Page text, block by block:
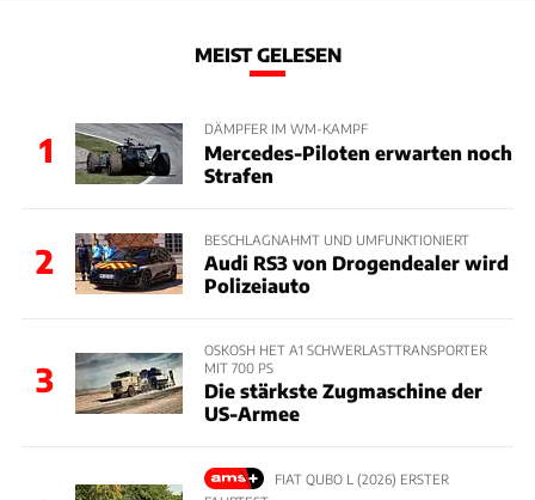
MEIST GELESEN
1
DÄMPFER IM WM-KAMPF
Mercedes-Piloten erwarten noch
Strafen
2
BESCHLAGNAHMT UND UMFUNKTIONIERT
Audi RS3 von Drogendealer wird
Polizeiauto
3
OSKOSH HET A1 SCHWERLASTTRANSPORTER
MIT 700 PS
Die stärkste Zugmaschine der
US-Armee
FIAT QUBO L (2026) ERSTER